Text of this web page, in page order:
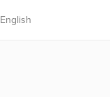
English